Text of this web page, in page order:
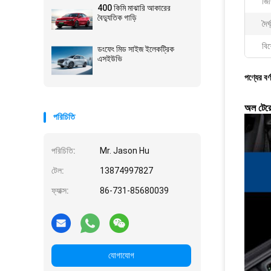
400 কিমি মাঝারি আকারের
বৈদ্যুতিক গাড়ি
ডংফেং মিড সাইজ ইলেকট্রিক
এসইউভি
পরিচিতি
পরিচিতি: Mr. Jason Hu
টেল: 13874997827
ফ্যাক্স: 86-731-85680039
যোগাযোগ
পণ্যের
অল